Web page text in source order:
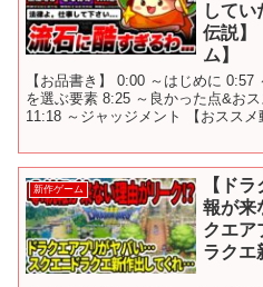
して
伝説】
ム】
【お品書き】 0:00 ～はじめに
を選ぶ要素 8:25 ～良かった点&お
11:18 ～ジャッジメント 【おスス
新作ゲーム
【ド
報が来
クエア
ラク